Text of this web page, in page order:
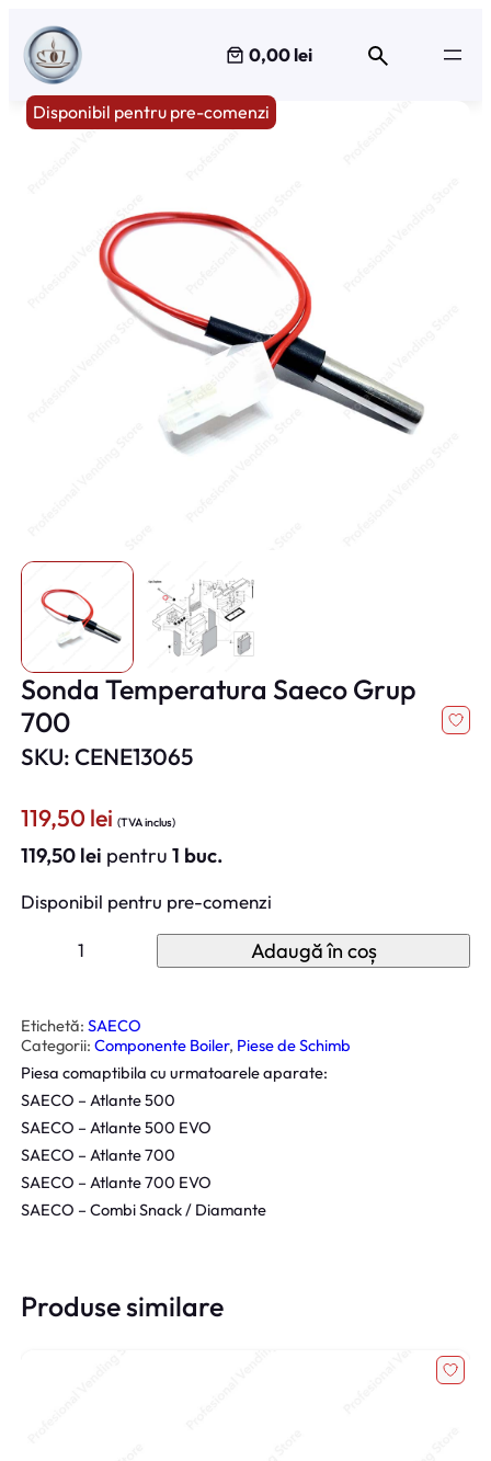
Sari
conținut
0,00 lei
Disponibil pentru pre-comenzi
Sonda Temperatura Saeco Grup
700
SKU: CENE13065
119,50lei (TVA inclus)
119,50 lei pentru1 buc.
Disponibil pentru pre-comenzi
t
a
t
e
S
o
n
d
a
T
m
p
e
r
a
Adaugă în coș
Etichetă:SAECO
Categorii:Componente Boiler, Piese de Schimb
Piesa comaptibila cu urmatoarele aparate:
SAECO – Atlante 500
SAECO – Atlante 500 EVO
SAECO – Atlante 700
SAECO – Atlante 700 EVO
SAECO – Combi Snack / Diamante
Produse similare